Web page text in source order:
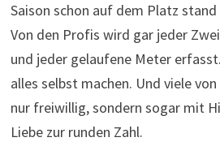
Saison schon auf dem Platz
Von den Profis wird gar jeder
und jeder gelaufene Meter
alles selbst machen. Und viele
nur freiwillig, sondern sogar mit
Liebe zur runden Zahl.